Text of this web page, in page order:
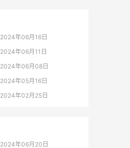
2024年06月16日
2024年06月11日
2024年06月08日
2024年05月16日
2024年02月25日
2024年06月20日